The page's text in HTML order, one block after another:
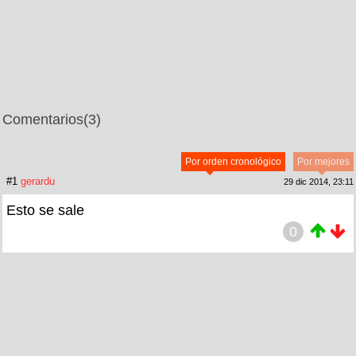
Comentarios(3)
Por mejores
Por orden cronológico
#1 gerardu 29 dic 2014, 23:11
Esto se sale
0